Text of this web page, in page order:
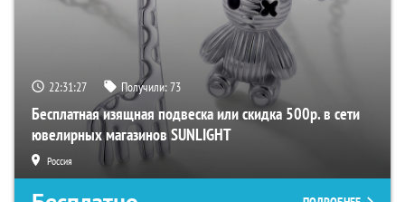
22:31:26 Получили:73
Бесплатная изящная подвеска или скидка 500р. в сети
ювелирных магазинов SUNLIGHT
Россия